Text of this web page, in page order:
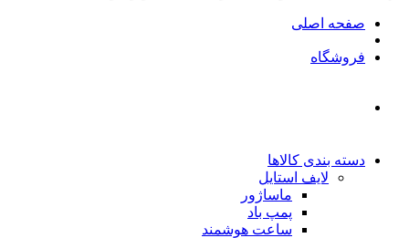
صفحه اصلی
فروشگاه
دسته بندی کالاها
لایف استایل
ماساژور
پمپ باد
ساعت هوشمند